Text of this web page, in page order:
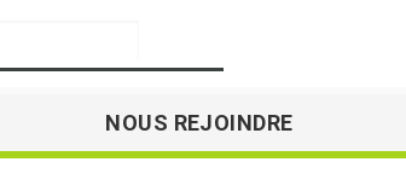
NOUS REJOINDRE